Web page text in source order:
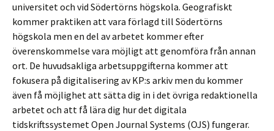
universitet och vid Södertörns högskola. Geografiskt
kommer praktiken att vara förlagd till Södertörns
högskola men en del av arbetet kommer efter
överenskommelse vara möjligt att genomföra från annan
ort. De huvudsakliga arbetsuppgifterna kommer att
fokusera på digitalisering av KP:s arkiv men du kommer
även få möjlighet att sätta dig in i det övriga redaktionella
arbetet och att få lära dig hur det digitala
tidskriftssystemet Open Journal Systems (OJS) fungerar.